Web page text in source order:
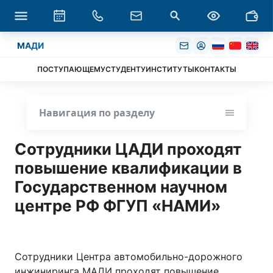
МАДИ
ПОСТУПАЮЩЕМУСТУДЕНТУИНСТИТУТЫКОНТАКТЫ
Сотрудники ЦАДИ проходят
повышение квалификации в
Государственном научном
центре РФ ФГУП «НАМИ»
Сотрудники Центра автомобильно-дорожного
Навигация по разделу